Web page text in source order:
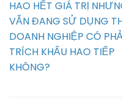
HAO HẾT GIÁ TRỊ
VẪN ĐANG SỬ DỤNG
DOANH NGHIỆP CÓ
TRÍCH KHẤU HAO TIẾP
KHÔNG?